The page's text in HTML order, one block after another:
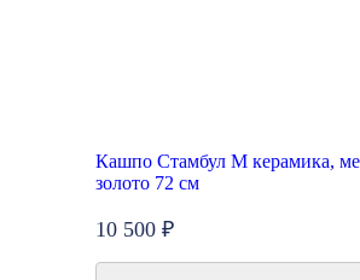
Кашпо Стамбул М керамика,
золото 72 см
10 500 ₽